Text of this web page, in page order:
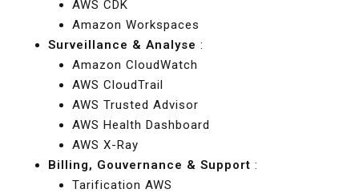
AWS CDK
Amazon Workspaces
Surveillance & Analyse :
Amazon CloudWatch
AWS CloudTrail
AWS Trusted Advisor
AWS Health Dashboard
AWS X-Ray
Billing, Gouvernance & Support :
Tarification AWS